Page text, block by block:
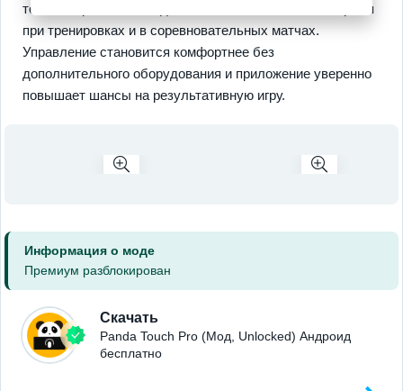
точность растёт с каждой сессией и это экономит время
при тренировках и в соревновательных матчах.
Управление становится комфортнее без
дополнительного оборудования и приложение уверенно
повышает шансы на результативную игру.
Информация о моде
Премиум разблокирован
Скачать
Panda Touch Pro (Мод, Unlocked) Андроид
бесплатно